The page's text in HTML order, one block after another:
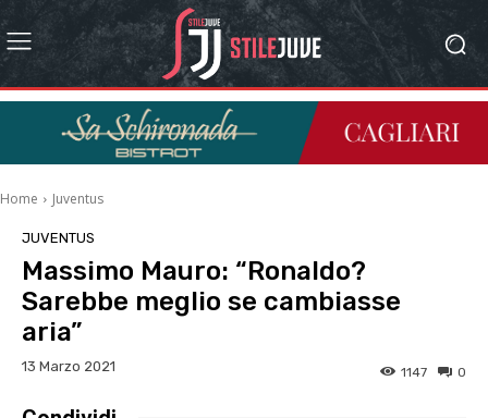
Home Juventus
JUVENTUS
Massimo Mauro: “Ronaldo?
Sarebbe meglio se cambiasse
aria”
13 Marzo 2021 0
1147